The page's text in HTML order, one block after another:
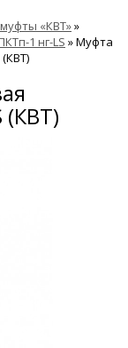
«КВТ»»
1 нг-LS »Муфта
(КВТ)